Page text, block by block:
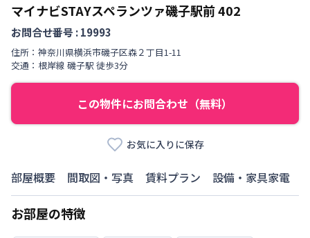
マイナビSTAYスペランツァ磯子駅前402
お問合せ番号 :19993
住所： 神奈川県横浜市磯子区森２丁目1-11
交通： 根岸線 磯子駅 徒歩3分
この物件にお問合わせ（無料）
お気に入りに保存
部屋概要 間取図・写真 賃料プラン 設備・家具家電
お部屋の特徴